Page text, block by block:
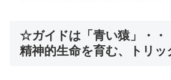
☆ガイドは「青い猿」・・
精神的生命を育む、トリッ